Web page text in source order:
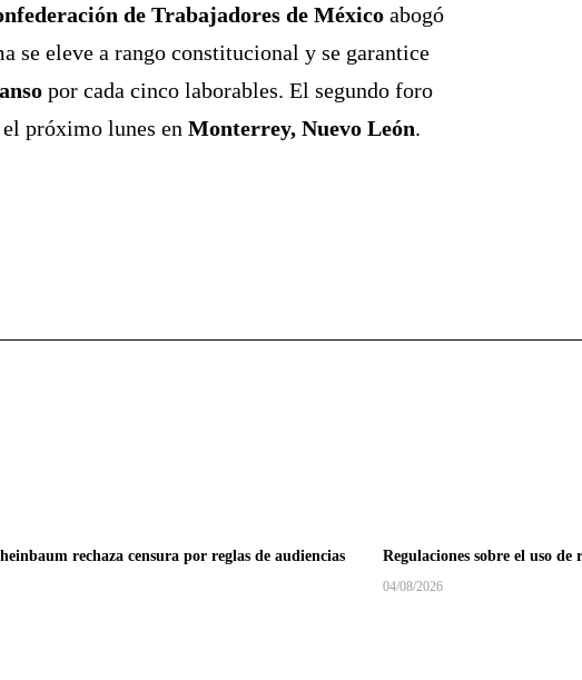
de Trabajadores de México abogó
se eleve a rango constitucional y se garantice
por cada cinco laborables. El segundo foro
el próximo lunes enMonterrey, Nuevo León.
rechaza censura por reglas de audiencias Regulaciones sobre el uso de
04/08/2026